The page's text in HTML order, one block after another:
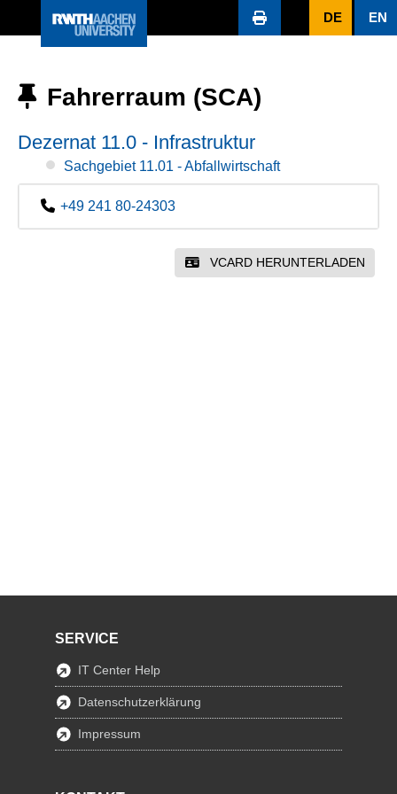
DE EN
Fahrerraum (SCA)
Dezernat 11.0 - Infrastruktur
Sachgebiet 11.01 - Abfallwirtschaft
+49 241 80-24303
VCARD HERUNTERLADEN
SERVICE
IT Center Help
Datenschutzerklärung
Impressum